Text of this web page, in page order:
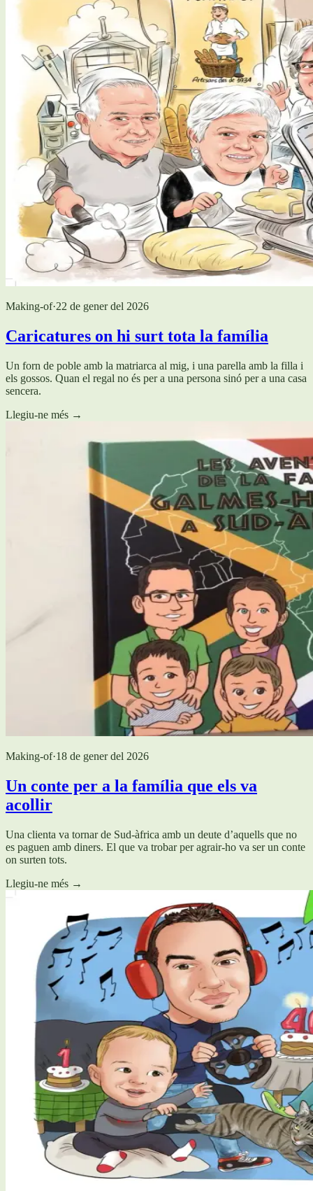
Making-of·22 de gener del 2026
Caricatures on hi surt tota la família
Un forn de poble amb la matriarca al mig, i una parella amb la filla i
els gossos. Quan el regal no és per a una persona sinó per a una casa
sencera.
Llegiu-ne més →
Making-of·18 de gener del 2026
Un conte per a la família que els va
acollir
Una clienta va tornar de Sud-àfrica amb un deute d’aquells que no
es paguen amb diners. El que va trobar per agrair-ho va ser un conte
on surten tots.
Llegiu-ne més →